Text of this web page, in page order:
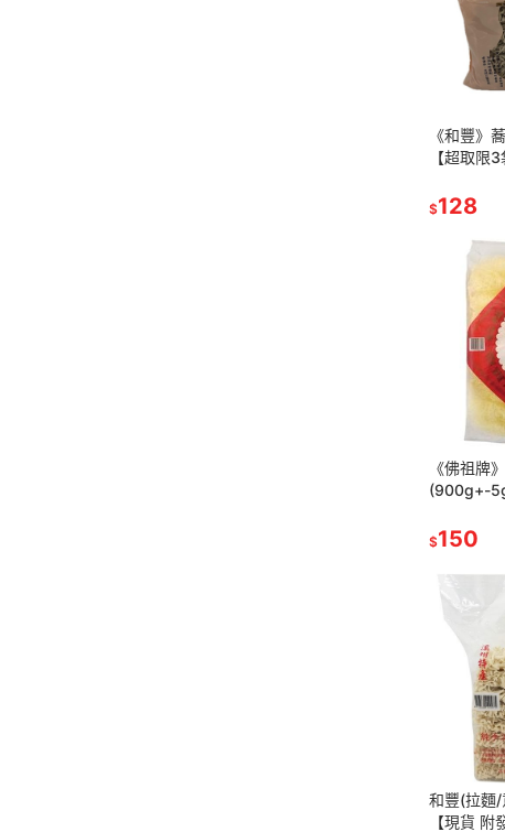
《和豐》
【超取限
$128
《佛祖牌
(900g+-
$150
和豐(拉麵
【現貨 附